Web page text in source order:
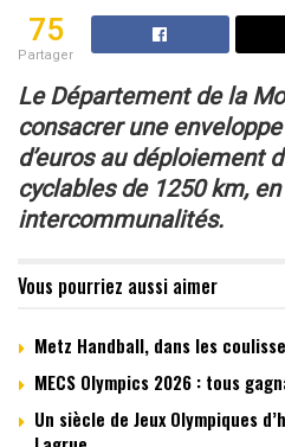
75
Partager
Le Département de la
consacrer une
d’euros au déploiement
cyclables de 1250 km,
intercommunalités.
Vous pourriez aussi aimer
Metz Handball, dans les
MECS Olympics 2026 : tous
Un siècle de Jeux Olympiques